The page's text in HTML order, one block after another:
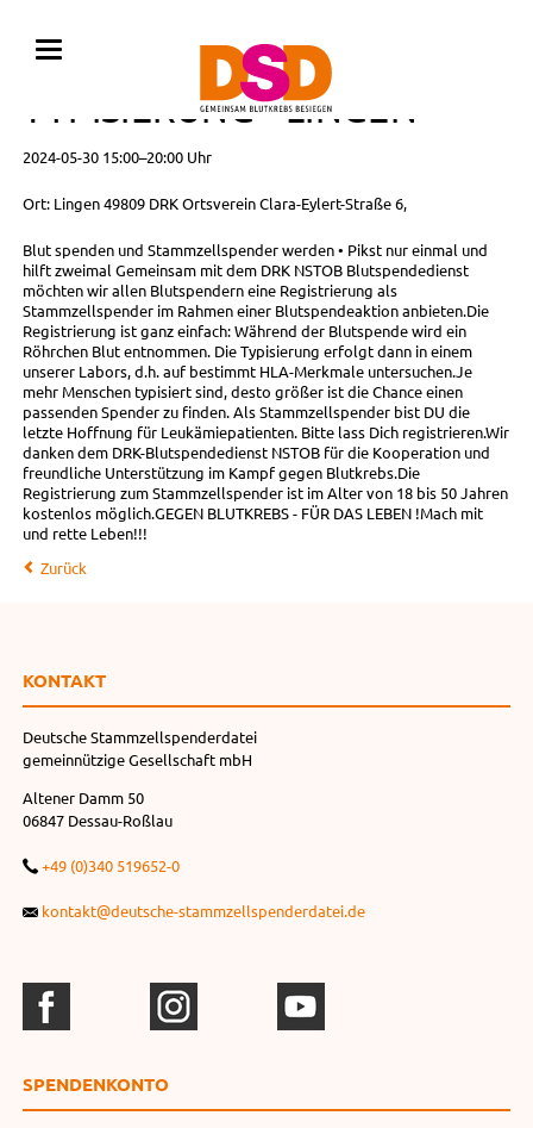
BLUTSPENDE MIT
TYPISIERUNG • LINGEN
2024-05-30 15:00–20:00 Uhr
Ort: Lingen 49809 DRK Ortsverein Clara-Eylert-Straße 6,
Blut spenden und Stammzellspender werden • Pikst nur einmal und
hilft zweimal Gemeinsam mit dem DRK NSTOB Blutspendedienst
möchten wir allen Blutspendern eine Registrierung als
Stammzellspender im Rahmen einer Blutspendeaktion anbieten.Die
Registrierung ist ganz einfach: Während der Blutspende wird ein
Röhrchen Blut entnommen. Die Typisierung erfolgt dann in einem
unserer Labors, d.h. auf bestimmt HLA-Merkmale untersuchen.Je
mehr Menschen typisiert sind, desto größer ist die Chance einen
passenden Spender zu finden. Als Stammzellspender bist DU die
letzte Hoffnung für Leukämiepatienten. Bitte lass Dich registrieren.Wir
danken dem DRK-Blutspendedienst NSTOB für die Kooperation und
freundliche Unterstützung im Kampf gegen Blutkrebs.Die
Registrierung zum Stammzellspender ist im Alter von 18 bis 50 Jahren
kostenlos möglich.GEGEN BLUTKREBS - FÜR DAS LEBEN !Mach mit
und rette Leben!!!
Zurück
KONTAKT
Deutsche Stammzellspenderdatei
gemeinnützige Gesellschaft mbH
Altener Damm 50
06847 Dessau-Roßlau
+49 (0)340 519652-0
kontakt@deutsche-stammzellspenderdatei.de
SPENDEN­KONTO